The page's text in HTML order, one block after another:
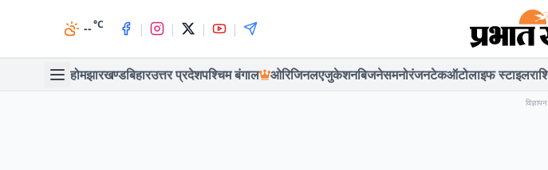
--°C | | | |
होमझारखण्डबिहारउत्तर प्रदेशपश्चिम बंगाल ओरिजिनलएजुकेशनबिजनेसमनोरंजनटेकऑटोलाइफ स्टाइल
विज्ञापन